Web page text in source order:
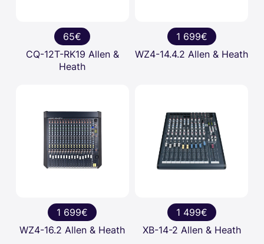
65€
CQ-12T-RK19 Allen &
Heath
1 699€
WZ4-14.4.2 Allen & Heath
1 699€
WZ4-16.2 Allen & Heath
1 499€
XB-14-2 Allen & Heath